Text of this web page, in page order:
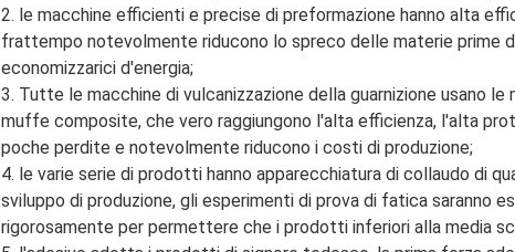
2. le macchine efficienti e precise di preformazione hanno alta
frattempo notevolmente riducono lo spreco delle materie prime
economizzarici d'energia;
3. Tutte le macchine di vulcanizzazione della guarnizione usano
muffe composite, che vero raggiungono l'alta efficienza, l'alta
poche perdite e notevolmente riducono i costi di produzione;
4. le varie serie di prodotti hanno apparecchiatura di collaudo di
sviluppo di produzione, gli esperimenti di prova di fatica saranno
rigorosamente per permettere che i prodotti inferiori alla media